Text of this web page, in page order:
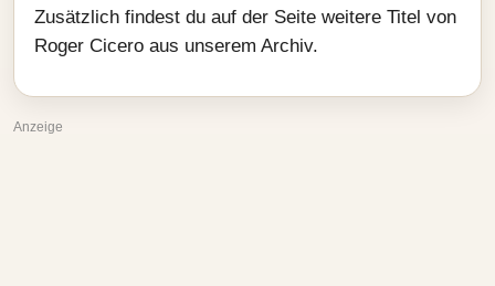
Zusätzlich findest du auf der Seite weitere Titel von
Roger Cicero aus unserem Archiv.
Anzeige